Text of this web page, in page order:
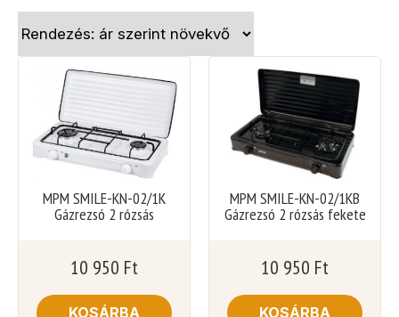
MPM SMILE-KN-02/1K
Gázrezsó 2 rózsás
10 950 Ft
KOSÁRBA
MPM SMILE-KN-02/1KB
Gázrezsó 2 rózsás fekete
10 950 Ft
KOSÁRBA